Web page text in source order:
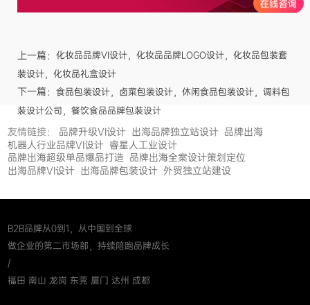
上一篇： 化妆品品牌VI设计，化妆品品牌LOGO设计，化妆品包装套
装设计，化妆品礼盒设计
下一篇： 食品包装设计，卤菜包装设计，休闲食品包装设计，调料包
装设计公司，餐饮食品品牌包装设计
友情链接： 品牌升级VI设计 出海品牌独立站设计 品牌出海
机器人行业品牌VI设计 睿星人工业设计
品牌出海超级单品爆品打造 品牌出海全案设计策划定位
出海品牌VI设计 出海品牌包装设计 外贸独立站建设
B2B品牌从0到1，从中国到全球
做企业的第二市场部，持续陪跑品牌成长
/
福田 南山 龙岗 东莞 厦门 达州 成都